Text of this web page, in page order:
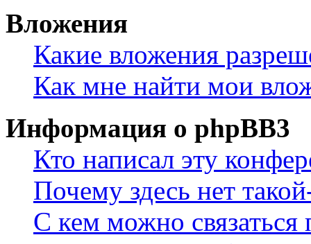
Вложения
Какие вложения
Как мне найти мои
Информация о phpBB3
Кто написал эту
Почему здесь нет
С кем можно связаться